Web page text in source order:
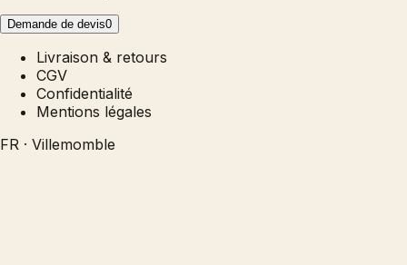
Demande de devis0
Livraison & retours
CGV
Confidentialité
Mentions légales
FR · Villemomble